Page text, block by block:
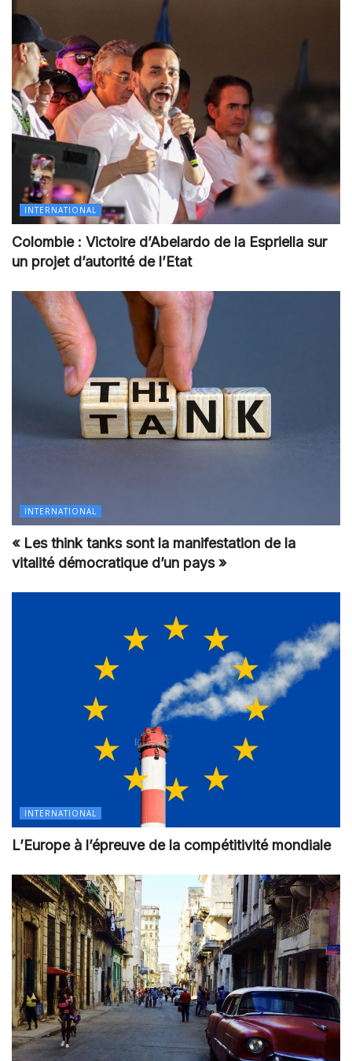
INTERNATIONAL
Colombie : Victoire d’Abelardo de la Espriella sur
un projet d’autorité de l’Etat
INTERNATIONAL
« Les think tanks sont la manifestation de la
vitalité démocratique d’un pays »
INTERNATIONAL
L’Europe à l’épreuve de la compétitivité mondiale